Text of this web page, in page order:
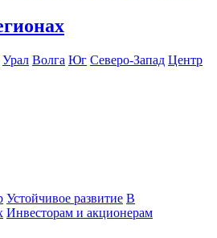
Урал Волга Юг Северо-Запад Центр
Устойчивое развитие В
Инвесторам и акционерам